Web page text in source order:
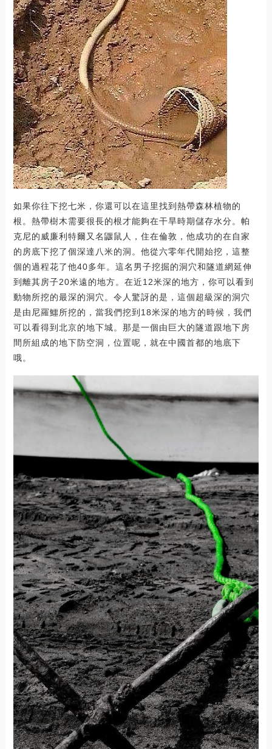
如果你往下挖七米，你還可以在這里找到熱帶森林植物的
根。熱帶樹木需要很長的根才能夠在干旱時期儲存水分。帕
克尼的威廉利特爾又名鼴鼠人，住在倫敦，他成功的在自家
的房底下挖了個深達八米的洞。他從六零年代開始挖，這整
個的過程花了他40多年。這名男子挖掘的洞穴和隧道網延伸
到離其房子20米遠的地方。在近12米深的地方，你可以看到
動物所挖的最深的洞穴。令人驚訝的是，這個超級深的洞穴
是由尼羅鱷所挖的，當我們挖到18米深的地方的時候，我們
可以看得到北京的地下城。那是一個由巨大的隧道跟地下房
間所組成的地下防空洞，位置呢，就在中國首都的地底下
哦。